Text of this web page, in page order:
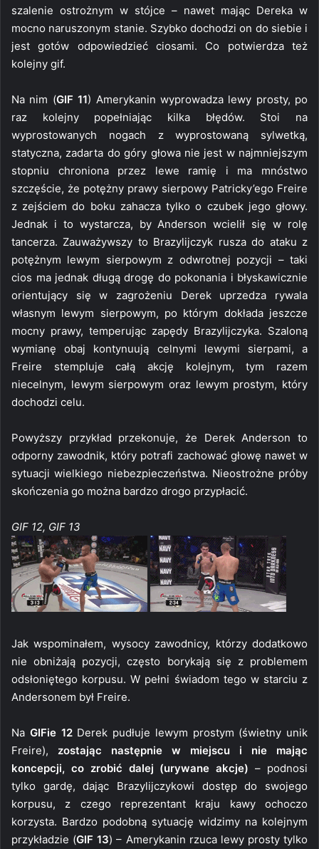
szalenie ostrożnym w stójce – nawet mając Dereka w
mocno naruszonym stanie. Szybko dochodzi on do siebie i
jest gotów odpowiedzieć ciosami. Co potwierdza też
kolejny gif.
Na nim (GIF 11) Amerykanin wyprowadza lewy prosty, po
raz kolejny popełniając kilka błędów. Stoi na
wyprostowanych nogach z wyprostowaną sylwetką,
statyczna, zadarta do góry głowa nie jest w najmniejszym
stopniu chroniona przez lewe ramię i ma mnóstwo
szczęście, że potężny prawy sierpowy Patricky’ego Freire
z zejściem do boku zahacza tylko o czubek jego głowy.
Jednak i to wystarcza, by Anderson wcielił się w rolę
tancerza. Zauważywszy to Brazylijczyk rusza do ataku z
potężnym lewym sierpowym z odwrotnej pozycji – taki
cios ma jednak długą drogę do pokonania i błyskawicznie
orientujący się w zagrożeniu Derek uprzedza rywala
własnym lewym sierpowym, po którym dokłada jeszcze
mocny prawy, temperując zapędy Brazylijczyka. Szaloną
wymianę obaj kontynuują celnymi lewymi sierpami, a
Freire stempluje całą akcję kolejnym, tym razem
niecelnym, lewym sierpowym oraz lewym prostym, który
dochodzi celu.
Powyższy przykład przekonuje, że Derek Anderson to
odporny zawodnik, który potrafi zachować głowę nawet w
sytuacji wielkiego niebezpieczeństwa. Nieostrożne próby
skończenia go można bardzo drogo przypłacić.
GIF 12, GIF 13
Jak wspominałem, wysocy zawodnicy, którzy dodatkowo
nie obniżają pozycji, często borykają się z problemem
odsłoniętego korpusu. W pełni świadom tego w starciu z
Andersonem był Freire.
Na GIFie 12Derek pudłuje lewym prostym (świetny unik
Freire), zostając następnie w miejscu i nie mając
koncepcji, co zrobić dalej (urywane akcje) – podnosi
tylko gardę, dając Brazylijczykowi dostęp do swojego
korpusu, z czego reprezentant kraju kawy ochoczo
korzysta. Bardzo podobną sytuację widzimy na kolejnym
przykładzie (GIF 13) – Amerykanin rzuca lewy prosty tylko